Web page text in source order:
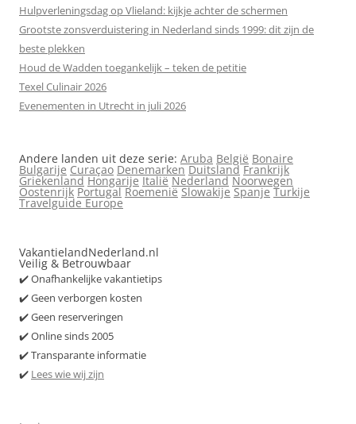
Hulpverleningsdag op Vlieland: kijkje achter de schermen
Grootste zonsverduistering in Nederland sinds 1999: dit zijn de
beste plekken
Houd de Wadden toegankelijk – teken de petitie
Texel Culinair 2026
Evenementen in Utrecht in juli 2026
Andere landen uit deze serie: Aruba België Bonaire
Bulgarije Curaçao Denemarken Duitsland Frankrijk
Griekenland Hongarije Italië Nederland Noorwegen
Oostenrijk Portugal Roemenië Slowakije Spanje Turkije
Travelguide Europe
VakantielandNederland.nl
Veilig & Betrouwbaar
✔️ Onafhankelijke vakantietips
✔️ Geen verborgen kosten
✔️ Geen reserveringen
✔️ Online sinds 2005
✔️ Transparante informatie
✔️ Lees wie wij zijn